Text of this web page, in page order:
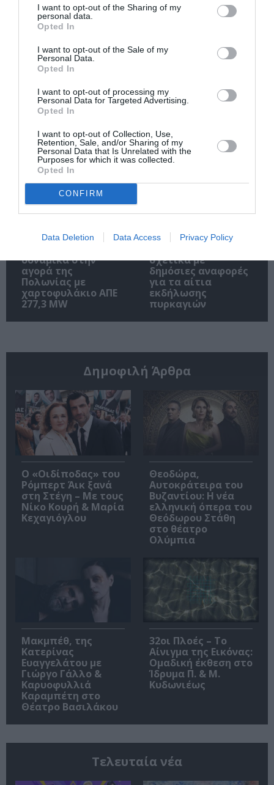
I want to opt-out of the Sharing of my
personal data.
Opted In
I want to opt-out of the Sale of my
Personal Data.
Opted In
I want to opt-out of processing my
Personal Data for Targeted Advertising.
Opted In
I want to opt-out of Collection, Use,
Retention, Sale, and/or Sharing of my
Personal Data that Is Unrelated with the
Purposes for which it was collected.
Opted In
CONFIRM
Data Deletion Data Access Privacy Policy
Rafina and
Artemida: The Greek
Food Stops
Know
Η νέα εποχή της
Allwyn φέρνει μία
Όμιλος ΔΕΗ:
δυναμικά στην
αγορά της
Πολωνίας με
χαρτοφυλάκιο ΑΠΕ
277,3 MW
ΔΕΔΔΗΕ:
σχετικά με
δημόσιες αναφορές
για τα αίτια
εκδήλωσης
πυρκαγιών
Δημοφιλή Άρθρα
O «Οιδίποδας» του
Ρόμπερτ Άικ ξανά
στη Στέγη – Με τους
Νίκο Κουρή & Μαρία
Κεχαγιόγλου
Θεοδώρα,
Αυτοκράτειρα του
Βυζαντίου: Η νέα
ελληνική όπερα του
Θεόδωρου Στάθη
στο θέατρο
Ολύμπια
Μακμπέθ, της
Κατερίνας
Ευαγγελάτου με
Γιώργο Γάλλο &
Καρυοφυλλιά
Καραμπέτη στο
Θέατρο Βασιλάκου
32οι Πλοές – Το
Αίνιγμα της Εικόνας:
Ομαδική έκθεση στο
Ίδρυμα Π. & Μ.
Κυδωνιέως
Τελευταία νέα